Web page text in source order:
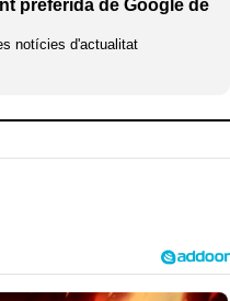
preferida de Google de
notícies d'actualitat